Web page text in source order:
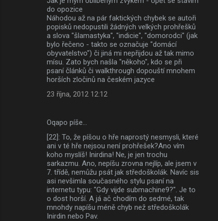
do opozice
Náhodou až na pár faktických chybek se autoři
popisků nedopustili žádných velkých prohřešků
a slova "šlamastyka", "indicie", "domorodci" (jak
bylo řečeno - takto se označuje "domácí
obyvatelstvo") či jiná mi nepřijdou až tak mimo
mísu. Zato bych našla "někoho", kdo se při
psaní článků či walkthrough dopouští mnohem
horších zločinů na českém jazyce
23 října, 2012 12:12
Oqapo píše…
[22]: To, že píšou o hře naprostý nesmysli, které
ani v té hře nejsou není prohřešek?Ano vím
koho myslíš! Inirdina! Ne, je jen trochu
sarkazmu. Ano, nepíšu zrovna nejlíp, ale jsem v
7. třídě, nemůžu psát jak středoškolák. Navíc sis
asi nevšimla současného stylu psaní na
internetu typu: "Gdy vijde submachine9?". Je to
o dost horší. A já ač chodím do sedmé, tak
mnohdy napíšu méně chyb než středoškolák
Inirdin nebo Pav.